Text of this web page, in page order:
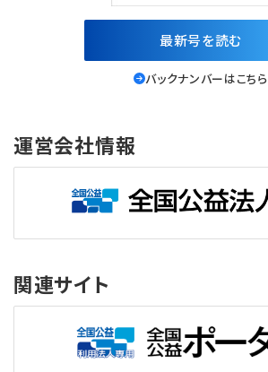
最新号を読む
バックナンバーはこちら
運営会社情報
関連サイト